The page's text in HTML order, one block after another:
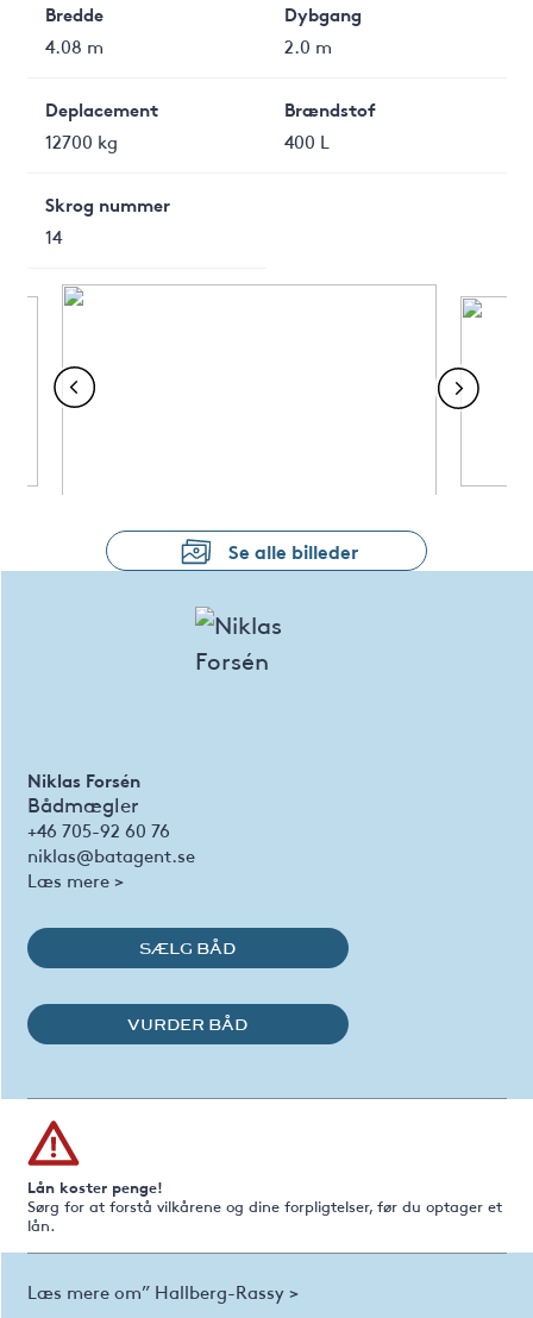
Bredde
4.08 m
Dybgang
2.0 m
Deplacement
12700 kg
Brændstof
400 L
Skrog nummer
14
Se alle billeder
Niklas Forsén
Bådmægler
+46 705-92 60 76
niklas@batagent.se
Læs mere >
SÆLG BÅD
VURDER BÅD
Lån koster penge!
Sørg for at forstå vilkårene og dine forpligtelser, før du optager et
lån.
Læs mere om” Hallberg-Rassy >